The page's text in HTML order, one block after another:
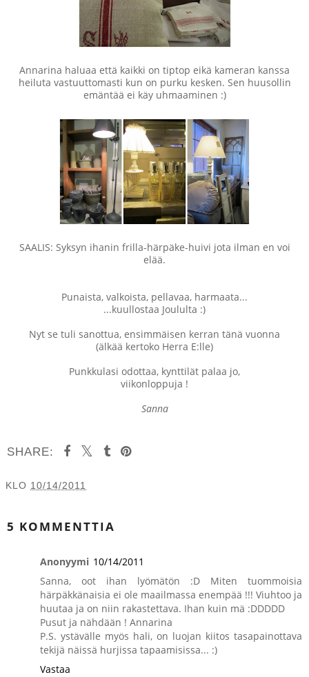
Annarina haluaa että kaikki on tiptop eikä kameran kanssa
heiluta vastuuttomasti kun on purku kesken. Sen huusollin
emäntää ei käy uhmaaminen :)
SAALIS: Syksyn ihanin frilla-härpäke-huivi jota ilman en voi
elää.
Punaista, valkoista, pellavaa, harmaata...
...kuullostaa Joululta :)
Nyt se tuli sanottua, ensimmäisen kerran tänä vuonna
(älkää kertoko Herra E:lle)
Punkkulasi odottaa, kynttilät palaa jo,
viikonloppuja !
Sanna
SHARE:
KLO 10/14/2011
5 KOMMENTTIA
Anonyymi 10/14/2011
Sanna, oot ihan lyömätön :D Miten tuommoisia
härpäkkänaisia ei ole maailmassa enempää !!! Viuhtoo ja
huutaa ja on niin rakastettava. Ihan kuin mä :DDDDD
Pusut ja nähdään ! Annarina
P.S. ystävälle myös hali, on luojan kiitos tasapainottava
tekijä näissä hurjissa tapaamisissa... :)
Vastaa